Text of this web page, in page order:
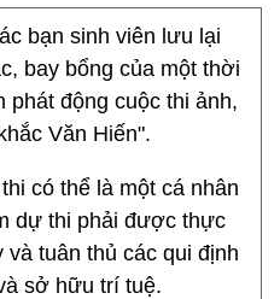
bạn sinh viên lưu lại
bay bổng của một thời
phát động cuộc thi ảnh,
Văn Hiến".
có thể là một cá nhân
dự thi phải được thực
tuân thủ các qui định
sở hữu trí tuệ.